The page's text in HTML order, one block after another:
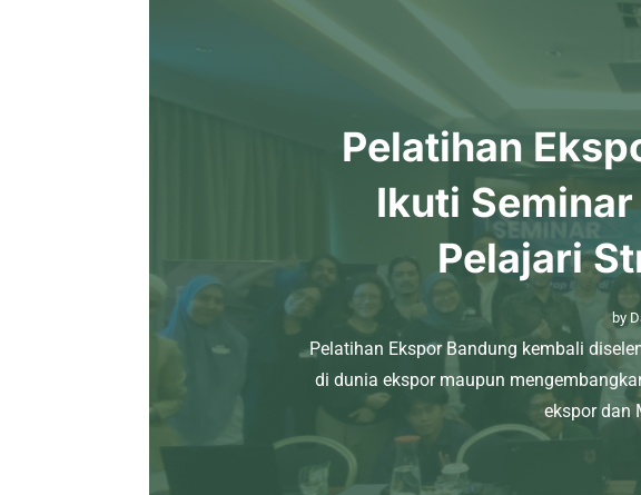
Pelatihan
Ikuti
Pelajari
by
Pelatihan Ekspor Bandung kembali
di dunia ekspor maupun
ekspor dan